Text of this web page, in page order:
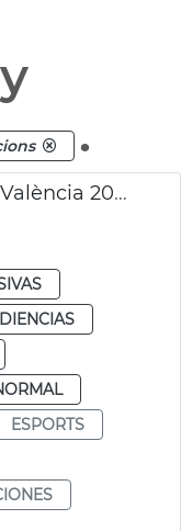
y
.
Suscripciones Gay Games València 2026
ESPORTS